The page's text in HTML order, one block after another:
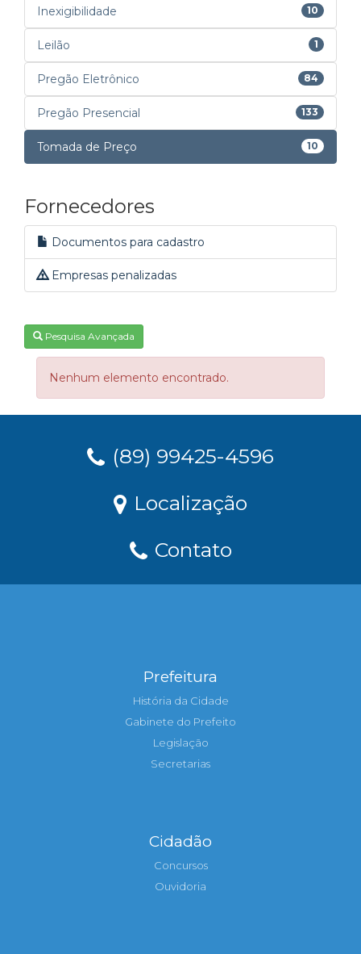
Inexigibilidade 10
Leilão 1
Pregão Eletrônico 84
Pregão Presencial 133
Tomada de Preço 10
Fornecedores
Documentos para cadastro
Empresas penalizadas
Pesquisa Avançada
Nenhum elemento encontrado.
(89) 99425-4596
Localização
Contato
Prefeitura
História da Cidade
Gabinete do Prefeito
Legislação
Secretarias
Cidadão
Concursos
Ouvidoria